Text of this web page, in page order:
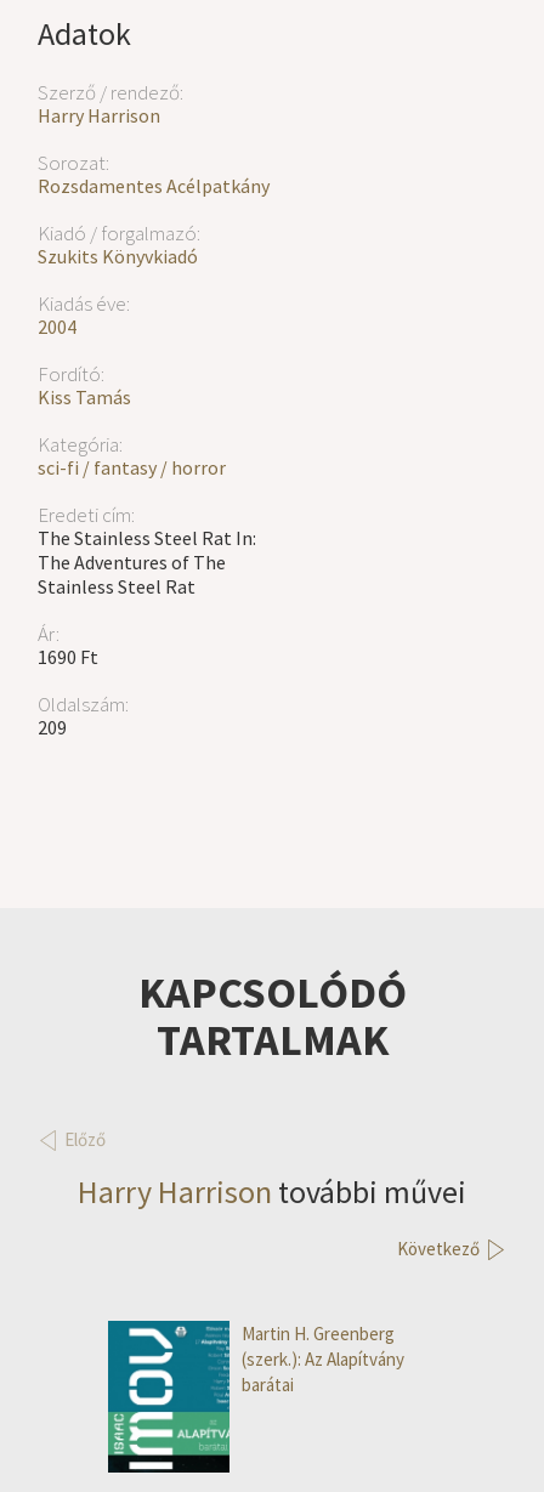
Adatok
Szerző / rendező:
Harry Harrison
Sorozat:
Rozsdamentes Acélpatkány
Kiadó / forgalmazó:
Szukits Könyvkiadó
Kiadás éve:
2004
Fordító:
Kiss Tamás
Kategória:
sci-fi / fantasy / horror
Eredeti cím:
The Stainless Steel Rat In:
The Adventures of The
Stainless Steel Rat
Ár:
1690 Ft
Oldalszám:
209
KAPCSOLÓDÓ
TARTALMAK
Előző
Harry Harrison további művei
Következő
Martin H. Greenberg
(szerk.): Az Alapítvány
barátai